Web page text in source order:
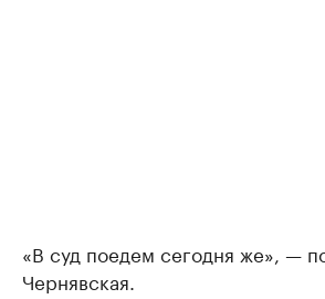
«В суд поедем сегодня же», —
Чернявская.